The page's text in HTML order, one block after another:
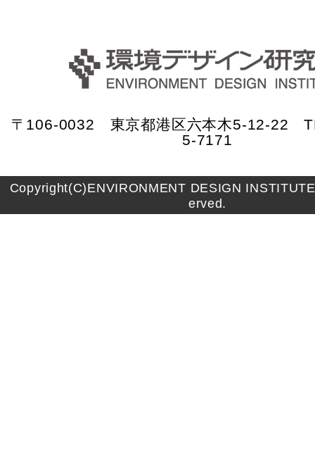
〒106-0032 東京都港区六本木5-12-22
5-7171
Copyright(C)ENVIRONMENT DESIGN
erved.